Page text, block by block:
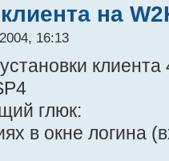
на
16:13
глюк:
в окне логина